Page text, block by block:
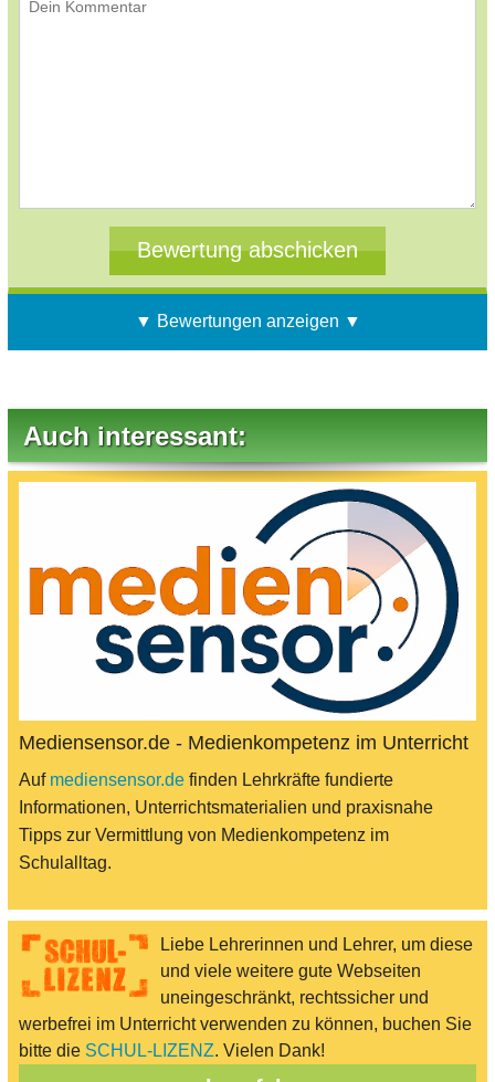
▼ Bewertungen anzeigen ▼
Auch interessant:
Mediensensor.de - Medienkompetenz im Unterricht
Auf mediensensor.de finden Lehrkräfte fundierte
Informationen, Unterrichtsmaterialien und praxisnahe
Tipps zur Vermittlung von Medienkompetenz im
Schulalltag.
Liebe Lehrerinnen und Lehrer, um diese
und viele weitere gute Webseiten
uneingeschränkt, rechtssicher und
werbefrei im Unterricht verwenden zu können, buchen Sie
bitte die SCHUL-LIZENZ. Vielen Dank!